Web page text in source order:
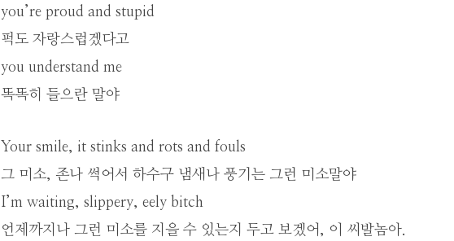
you’re proud and stupid
퍽도 자랑스럽겠다고
you understand me
똑똑히 들으란 말야
Your smile, it stinks and rots and fouls
그 미소, 존나 썩어서 하수구 냄새나 풍기는 그런 미소말야
I’m waiting, slippery, eely bitch
언제까지나 그런 미소를 지을 수 있는지 두고 보겠어, 이 씨발놈아.